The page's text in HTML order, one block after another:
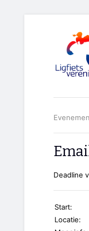
Deadline
Start:
Locatie: